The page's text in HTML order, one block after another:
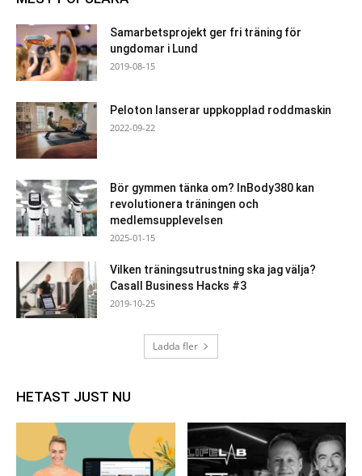
Samarbetsprojekt ger fri träning för
ungdomar i Lund
2019-08-15
Peloton lanserar uppkopplad roddmaskin
2022-09-22
Bör gymmen tänka om? InBody380 kan
revolutionera träningen och
medlemsupplevelsen
2025-01-15
Vilken träningsutrustning ska jag välja?
Casall Business Hacks #3
2019-10-25
Ladda fler
HETAST JUST NU